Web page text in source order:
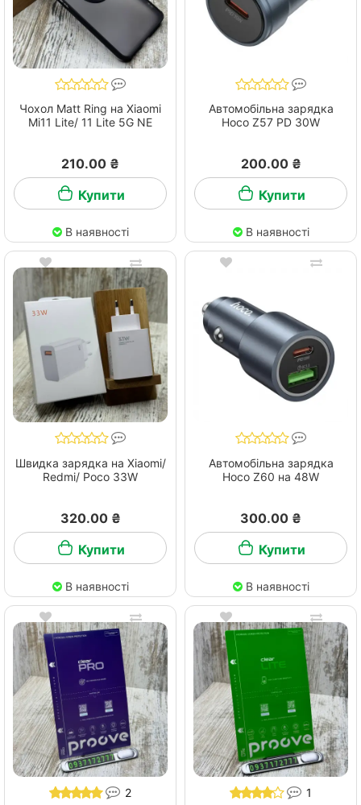
Чохол Matt Ring на Xiaomi
Mi11 Lite/ 11 Lite 5G NE
210.00 ₴
Купити
В наявності
Автомобільна зарядка
Hoco Z57 PD 30W
200.00 ₴
Купити
В наявності
Швидка зарядка на Xiaomi/
Redmi/ Pocо 33W
320.00 ₴
Купити
В наявності
Автомобільна зарядка
Hoco Z60 на 48W
300.00 ₴
Купити
В наявності
2
1